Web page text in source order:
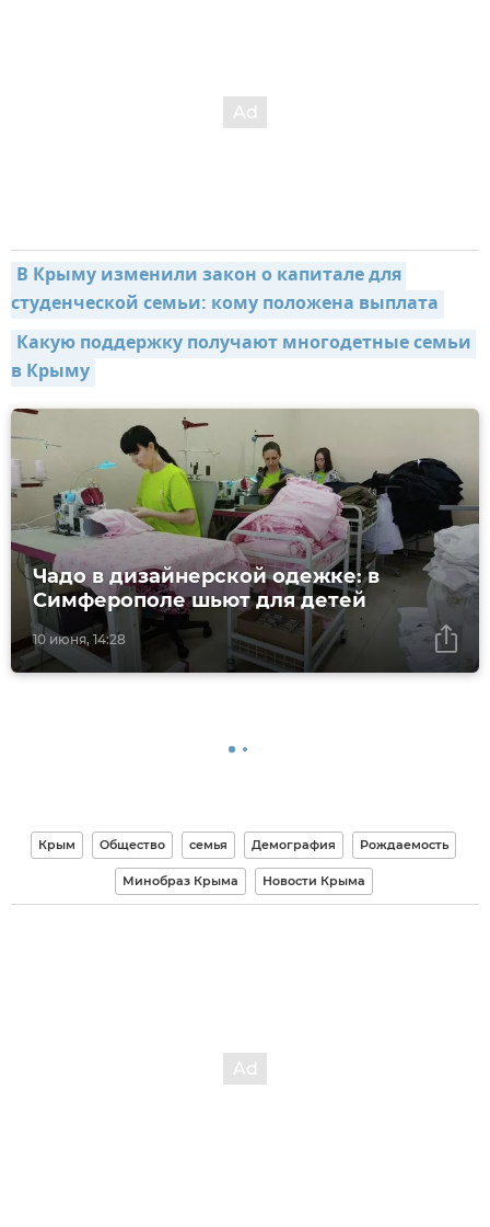
В Крыму изменили закон о капитале для
студенческой семьи: кому положена выплата
Какую поддержку получают многодетные семьи
в Крыму
10 июня, 14:28
Чадо в дизайнерской одежке: в
Симферополе шьют для детей
Крым Общество семья Демография Рождаемость
Минобраз Крыма Новости Крыма